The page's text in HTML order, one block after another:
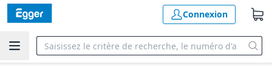
Connexion